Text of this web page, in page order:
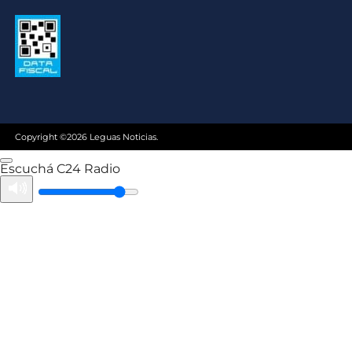
Copyright ©2026 Leguas Noticias.
Escuchá C24 Radio